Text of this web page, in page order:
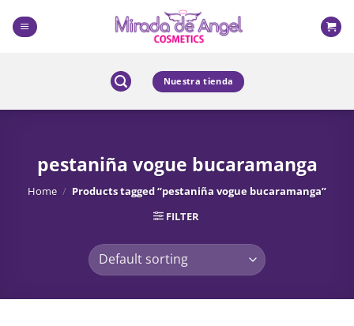
content
Nuestra tienda
pestaniña vogue bucaramanga
Home / Products tagged “pestaniña vogue bucaramanga”
FILTER